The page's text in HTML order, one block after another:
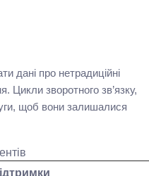
дані про нетрадиційні
Цикли зворотного зв’язку,
щоб вони залишалися